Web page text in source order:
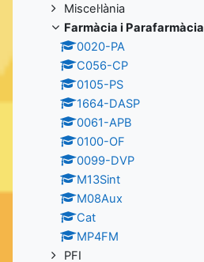
Miscel·lània
Farmàcia i Parafarmàcia
0020-PA
C056-CP
0105-PS
1664-DASP
0061-APB
0100-OF
0099-DVP
M13Sint
M08Aux
Cat
MP4FM
PFI